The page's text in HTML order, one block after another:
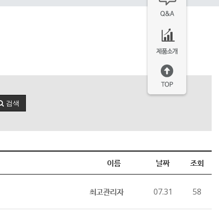
검색
이름 날짜 조회
최고관리자 07.31 58